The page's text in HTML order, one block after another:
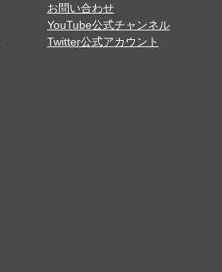
お問い合わせ
YouTube公式チャンネル
Twitter公式アカウント